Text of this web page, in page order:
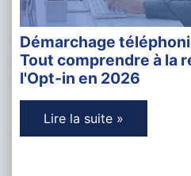
Démarchage
Tout comprendre à la
l'Opt-in en 2026
Lire la suite »